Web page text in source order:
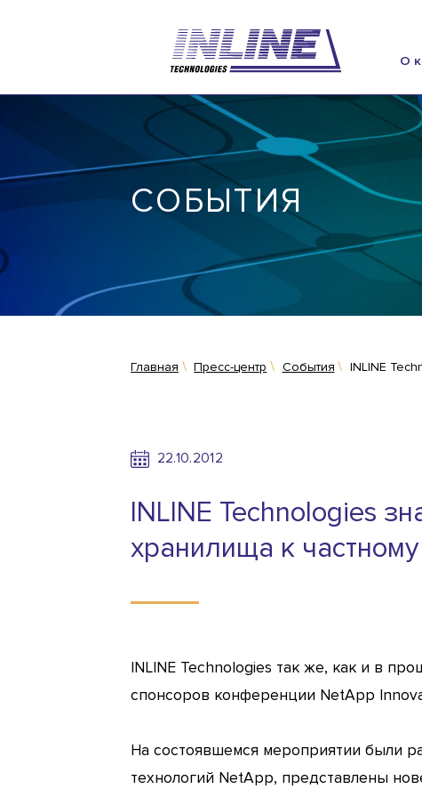
О
СОБЫТИЯ
Главная Пресс-центр События INLINE
22.10.2012
INLINE Technologies
хранилища к
INLINE Technologies так же, как и в
спонсоров конференции NetApp
На состоявшемся мероприятии были
технологий NetApp, представлены